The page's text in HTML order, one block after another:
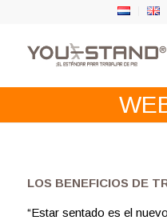
LOS BENEFICIOS DE
“Estar sentado es el